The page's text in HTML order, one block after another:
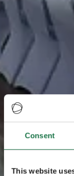
Consent
This website